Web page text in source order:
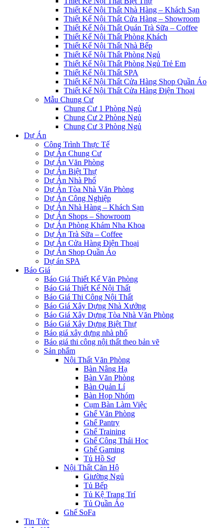
Thiết Kế Nội Thất Nhà Hàng – Khách Sạn
Thiết Kế Nội Thất Cửa Hàng – Showroom
Thiết Kế Nội Thất Quán Trà Sữa – Coffee
Thiết Kế Nội Thất Phòng Khách
Thiết Kế Nội Thất Nhà Bếp
Thiết Kế Nội Thất Phòng Ngủ
Thiết Kế Nội Thất Phòng Ngủ Trẻ Em
Thiết Kế Nội Thất SPA
Thiết Kế Nội Thất Cửa Hàng Shop Quần Áo
Thiết Kế Nội Thất Cửa Hàng Điện Thoại
Mẫu Chung Cư
Chung Cư 1 Phòng Ngủ
Chung Cư 2 Phòng Ngủ
Chung Cư 3 Phòng Ngủ
Dự Án
Công Trình Thực Tế
Dự Án Chung Cư
Dự Án Văn Phòng
Dự Án Biệt Thự
Dự Án Nhà Phố
Dự Án Tòa Nhà Văn Phòng
Dự Án Công Nghiệp
Dự Án Nhà Hàng – Khách Sạn
Dự Án Shops – Showroom
Dự Án Phòng Khám Nha Khoa
Dự Án Trà Sữa – Coffee
Dự Án Cửa Hàng Điện Thoại
Dự Án Shop Quần Áo
Dự án SPA
Báo Giá
Báo Giá Thiết Kế Văn Phòng
Báo Giá Thiết Kế Nội Thất
Báo Giá Thi Công Nội Thất
Báo Giá Xây Dựng Nhà Xưởng
Báo Giá Xây Dựng Tòa Nhà Văn Phòng
Báo Giá Xây Dựng Biệt Thự
Báo giá xây dựng nhà phố
Báo giá thi công nội thất theo bản vẽ
Sản phẩm
Nội Thất Văn Phòng
Bàn Nâng Hạ
Bàn Văn Phòng
Bàn Quản Lí
Bàn Họp Nhóm
Cụm Bàn Làm Việc
Ghế Văn Phòng
Ghế Pantry
Ghế Training
Ghế Công Thái Học
Ghế Gaming
Tủ Hồ Sơ
Nội Thất Căn Hộ
Giường Ngủ
Tủ Bếp
Tủ Kệ Trang Trí
Tủ Quần Áo
Ghế SoFa
Tin Tức